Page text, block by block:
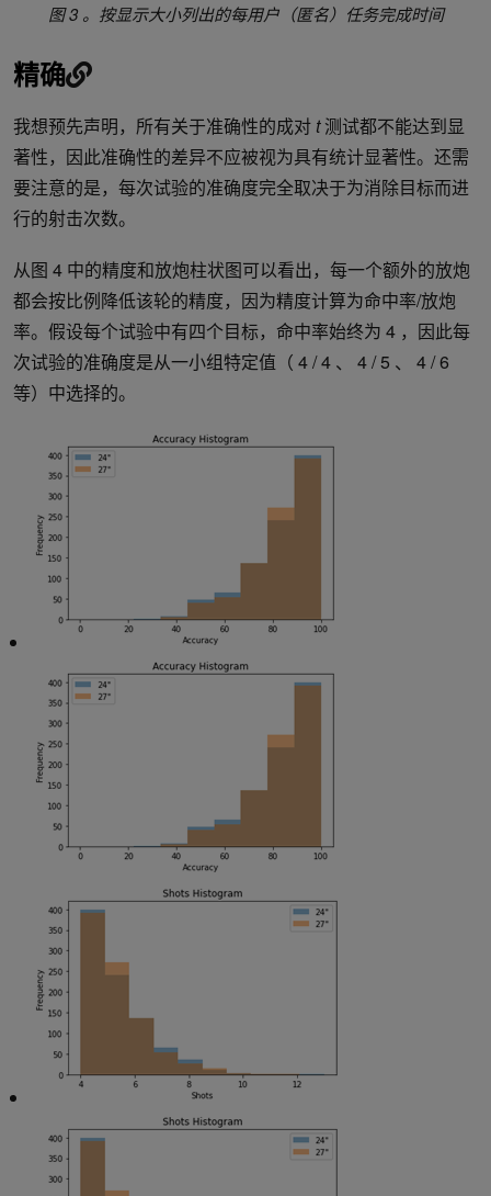
图 3 。按显示大小列出的每用户（匿名）任务完成时间
精确
我想预先声明，所有关于准确性的成对 t测试都不能达到显
著性，因此准确性的差异不应被视为具有统计显著性。还需
要注意的是，每次试验的准确度完全取决于为消除目标而进
行的射击次数。
从图 4 中的精度和放炮柱状图可以看出，每一个额外的放炮
都会按比例降低该轮的精度，因为精度计算为命中率/放炮
率。假设每个试验中有四个目标，命中率始终为 4 ，因此每
次试验的准确度是从一小组特定值（ 4 / 4 、 4 / 5 、 4 / 6
等）中选择的。